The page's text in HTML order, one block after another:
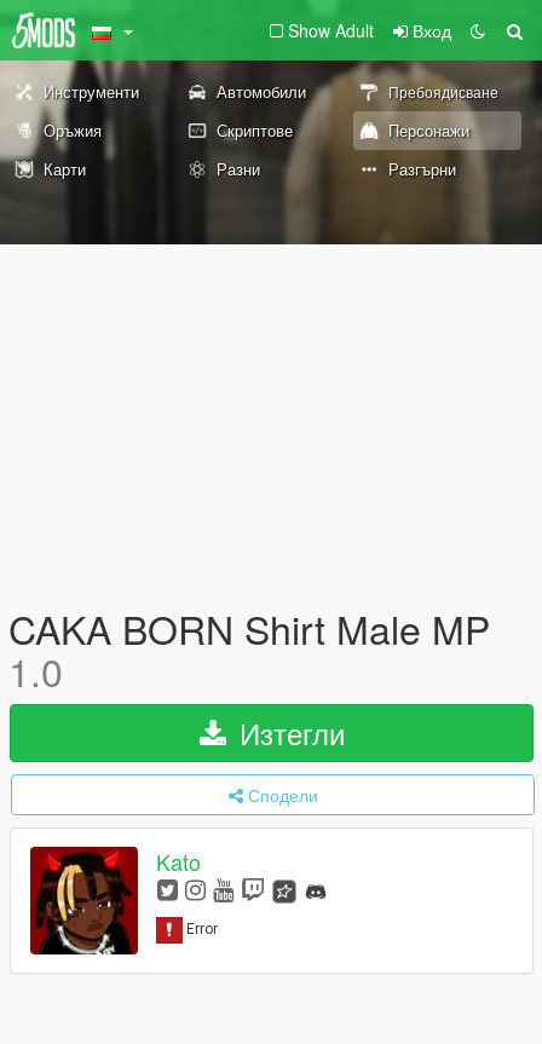
Show Adult Вход
Инструменти Автомобили Пребоядисване
Оръжия Скриптове
Персонажи
Карти
Разни Разгърни
CAKA BORN Shirt Male MP
1.0
Изтегли
Сподели
Kato